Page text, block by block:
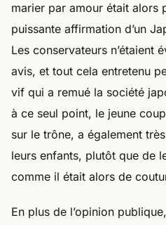
marier par amour était alors
puissante affirmation d’un
Les conservateurs n’étaient
avis, et tout cela entretenu
vif qui a remué la société
à ce seul point, le jeune
sur le trône, a également
leurs enfants, plutôt que de
comme il était alors de
En plus de l’opinion